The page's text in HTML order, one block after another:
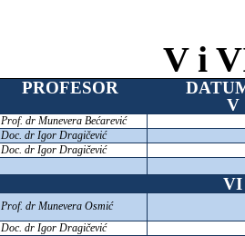
V i
PROFESOR
V
Prof. dr Munevera Bećarević
Doc. dr Igor Dragičević
Doc. dr Igor Dragičević
VI
Prof. dr Munevera Osmić
Doc. dr Igor Dragičević